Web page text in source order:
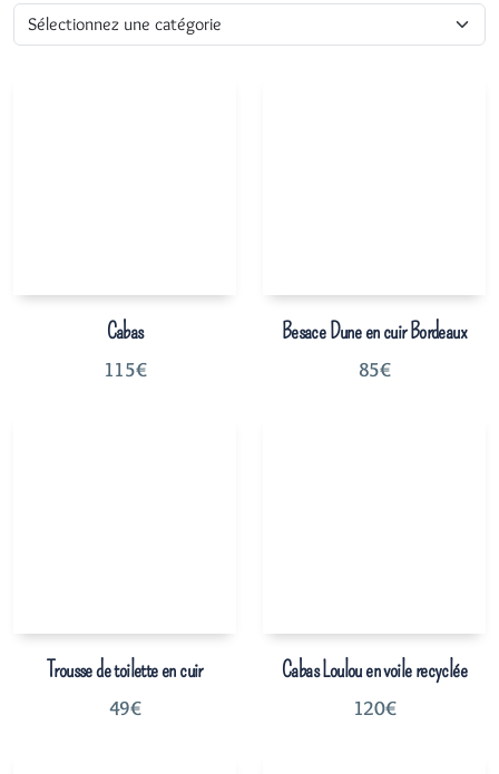
Cabas
115€
Besace Dune en cuir Bordeaux
85€
Trousse de toilette en cuir
49€
Cabas Loulou en voile recyclée
120€